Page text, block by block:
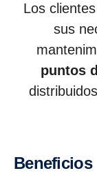
Los
sus
puntos
Beneficios